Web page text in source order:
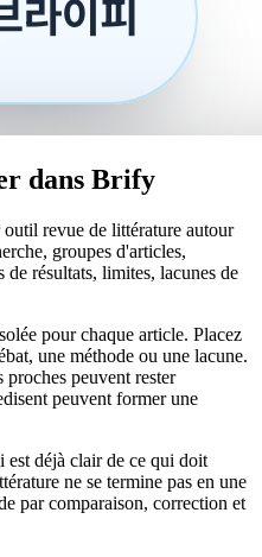
dans Brify
revue de littérature autour
groupes d'articles,
résultats, limites, lacunes de
pour chaque article. Placez
une méthode ou une lacune.
proches peuvent rester
peuvent former une
est déjà clair de ce qui doit
ne se termine pas en une
par comparaison, correction et